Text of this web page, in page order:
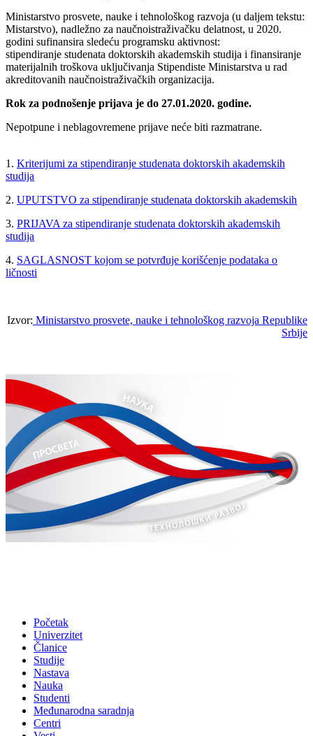
Ministarstvo prosvete, nauke i tehnološkog razvoja (u daljem tekstu:
Mistarstvo), nadležno za naučnoistraživačku delatnost, u 2020.
godini sufinansira sledeću programsku aktivnost:
stipendiranje studenata doktorskih akademskih studija i finansiranje
materijalnih troškova uključivanja Stipendiste Ministarstva u rad
akreditovanih naučnoistraživačkih organizacija.
Rok za podnošenje prijava je do 27.01.2020. godine.
Nepotpune i neblagovremene prijave neće biti razmatrane.
1. Kriterijumi za stipendiranje studenata doktorskih akademskih
studija
2. UPUTSTVO za stipendiranje studenata doktorskih akademskih
3. PRIJAVA za stipendiranje studenata doktorskih akademskih
studija
4. SAGLASNOST kojom se potvrđuje korišćenje podataka o
ličnosti
Izvor: Ministarstvo prosvete, nauke i tehnološkog razvoja Republike
Srbije
Početak
Univerzitet
Članice
Studije
Nastava
Nauka
Studenti
Međunarodna saradnja
Centri